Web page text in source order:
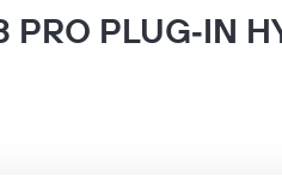
PRO PLUG‑IN